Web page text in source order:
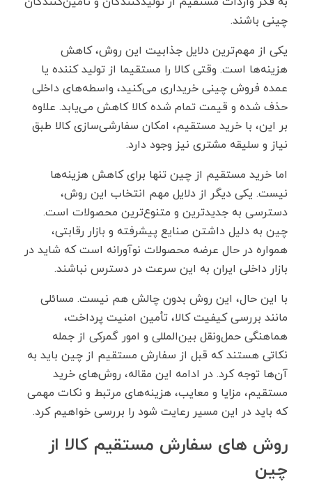
چینی باشند.
یکی از مهم‌ترین دلایل جذابیت این روش، کاهش
هزینه‌ها است. وقتی کالا را مستقیما از تولید کننده یا
عمده ‌فروش چینی خریداری می‌کنید، واسطه‌های داخلی
حذف شده و قیمت تمام ‌شده کالا کاهش می‌یابد. علاوه
بر این، با خرید مستقیم، امکان سفارشی‌سازی کالا طبق
نیاز و سلیقه مشتری نیز وجود دارد.
اما خرید مستقیم از چین تنها برای کاهش هزینه‌ها
نیست. یکی دیگر از دلایل مهم انتخاب این روش،
دسترسی به جدیدترین و متنوع‌ترین محصولات است.
چین به دلیل داشتن صنایع پیشرفته و بازار رقابتی،
همواره در حال عرضه محصولات نوآورانه است که شاید در
بازار داخلی ایران به این سرعت در دسترس نباشند.
با این حال، این روش بدون چالش هم نیست. مسائلی
مانند بررسی کیفیت کالا، تأمین امنیت پرداخت،
هماهنگی حمل‌ونقل بین‌المللی و امور گمرکی از جمله
نکاتی هستند که قبل از سفارش مستقیم از چین باید به
آن‌ها توجه کرد. در ادامه این مقاله، روش‌های خرید
مستقیم، مزایا و معایب، هزینه‌های مرتبط و نکات مهمی
که باید در این مسیر رعایت شود را بررسی خواهیم کرد.
روش های سفارش مستقیم کالا از
چین